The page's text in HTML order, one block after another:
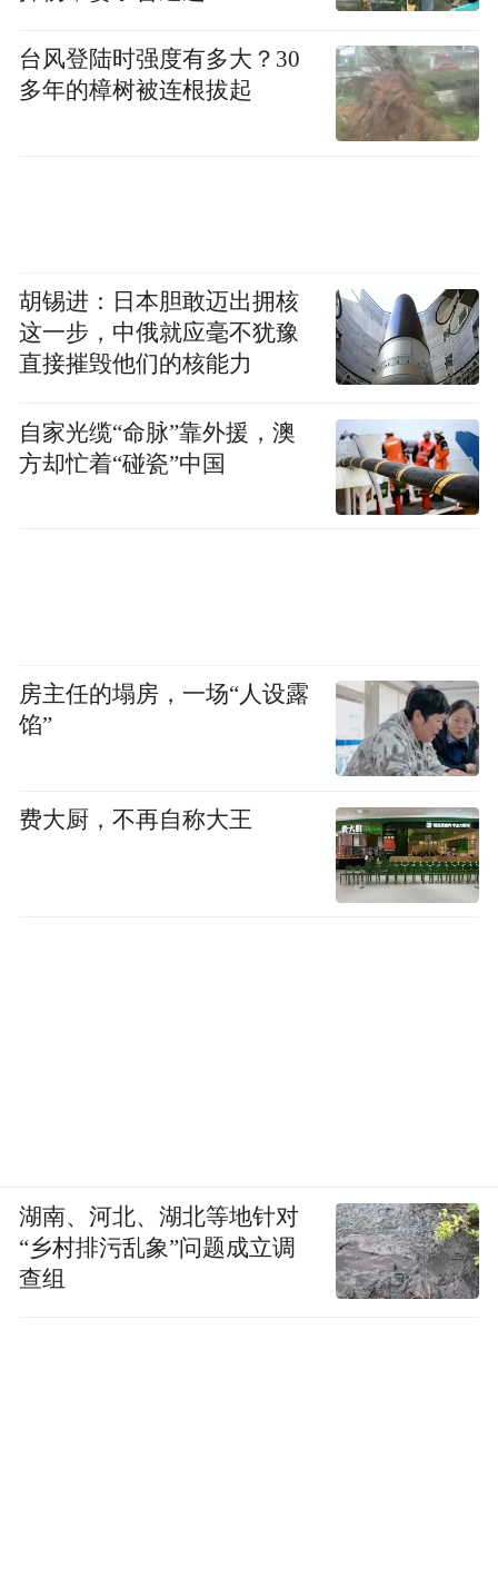
台风登陆时强度有多大？30
多年的樟树被连根拔起
胡锡进：日本胆敢迈出拥核
这一步，中俄就应毫不犹豫
直接摧毁他们的核能力
自家光缆“命脉”靠外援，澳
方却忙着“碰瓷”中国
房主任的塌房，一场“人设露
馅”
费大厨，不再自称大王
湖南、河北、湖北等地针对
“乡村排污乱象”问题成立调
查组